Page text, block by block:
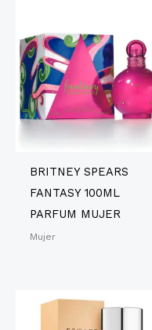
BRITNEY SPEARS
FANTASY 100ML
PARFUM MUJER
Mujer